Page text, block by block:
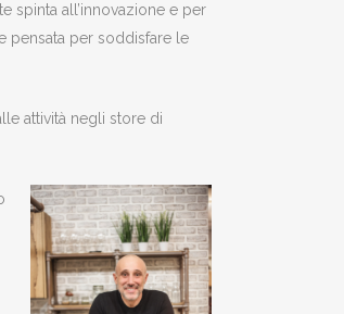
spinta all’innovazione e per
pensata per soddisfare le
attività negli store di